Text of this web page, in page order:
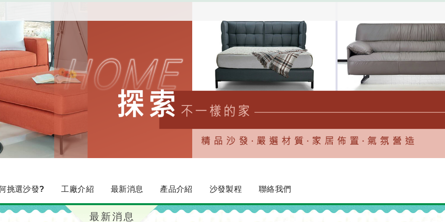
挑選沙發? 工廠介紹 最新消息 產品介紹 沙發製程 聯絡我們
最新消息